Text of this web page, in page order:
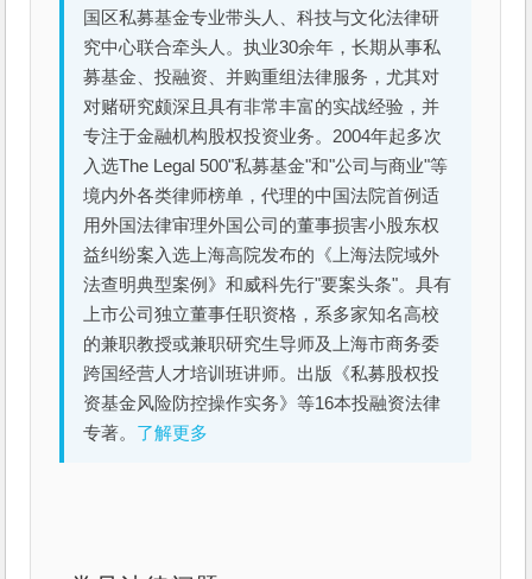
国区私募基金专业带头人、科技与文化法律研
究中心联合牵头人。执业30余年，长期从事私
募基金、投融资、并购重组法律服务，尤其对
对赌研究颇深且具有非常丰富的实战经验，并
专注于金融机构股权投资业务。2004年起多次
入选The Legal 500"私募基金"和"公司与商业"等
境内外各类律师榜单，代理的中国法院首例适
用外国法律审理外国公司的董事损害小股东权
益纠纷案入选上海高院发布的《上海法院域外
法查明典型案例》和威科先行"要案头条"。具有
上市公司独立董事任职资格，系多家知名高校
的兼职教授或兼职研究生导师及上海市商务委
跨国经营人才培训班讲师。出版《私募股权投
资基金风险防控操作实务》等16本投融资法律
专著。 了解更多